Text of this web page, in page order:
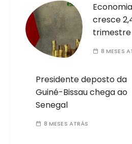
cresce
trimestre
8 MESES
Presidente deposto da
Guiné-Bissau chega ao
Senegal
8 MESES ATRÁS